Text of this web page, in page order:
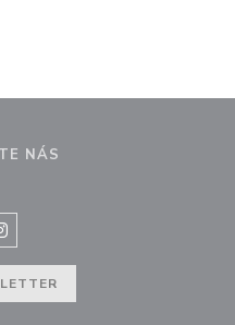
NÁS
((otevře se v novém okně))
((otevře se v novém